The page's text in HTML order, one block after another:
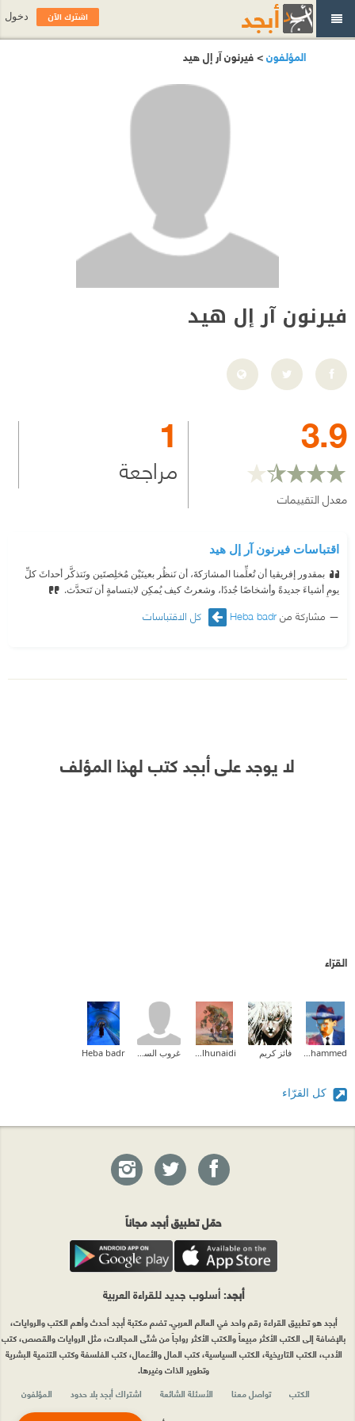
المؤلفون> فيرنون آر إل هيد
فيرنون آر إل هيد
3.9
معدل التقييمات
1
مراجعة
اقتباسات فيرنون آر إل هيد
بمقدور إفريقيا أن تُعلِّمنا المشارَكةَ، أن نَنظُر بعينَيْن مُخلِصتَين ونَتذكَّر أحداثَ كلِّ
يومٍ أشياءَ جديدةً وأشخاصًا جُددًا، وشعرتُ كيف يُمكِن لابتسامةٍ أن تَتحدَّث.
مشاركة منHeba badr كل الاقتباسات
لا يوجد على أبجد كتب لهذا المؤلف
القرّاء
El aloua Mohammed فائز كريم Sarah Alhunaidi غروب السوالقة Heba badr
كل القرّاء
اشترك الآن دخول
حمّل تطبيق أبجد مجاناً
أبجد: أسلوب جديد للقراءة العربية
أبجد هو تطبيق القراءة رقم واحد في العالم العربي. تضم مكتبة أبجد أحدث وأهم الكتب والروايات،
بالإضافة إلى الكتب الأكثر مبيعاً والكتب الأكثر رواجاً من شتّى المجالات، مثل الروايات والقصص، كتب
الأدب، الكتب التاريخية، الكتب السياسية، كتب المال والأعمال، كتب الفلسفة وكتب التنمية البشرية
وتطوير الذات وغيرها.
الكتب
تواصل معنا الأسئلة الشائعة اشتراك أبجد بلا حدود
المؤلفون